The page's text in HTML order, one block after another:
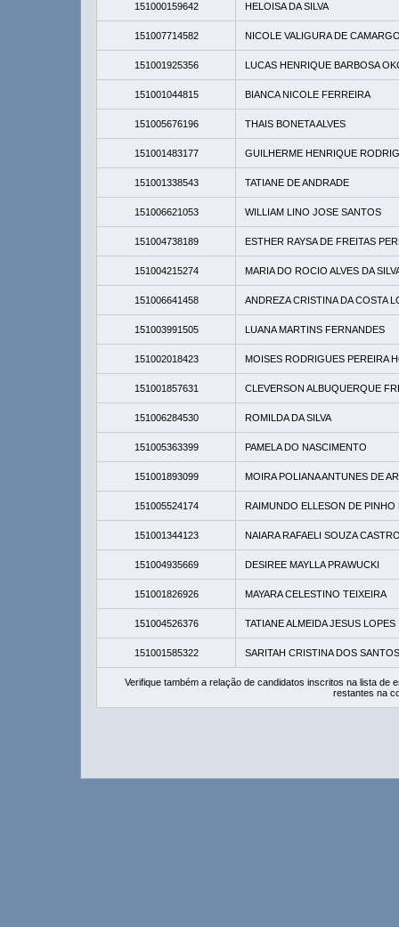
151000159642 HELOISA DA SILVA
151007714582 NICOLE VALIGURA DE
151001925356 LUCAS HENRIQUE BARBOSA
151001044815 BIANCA NICOLE FERREIRA
151005676196 THAIS BONETA ALVES
151001483177 GUILHERME HENRIQUE
151001338543 TATIANE DE ANDRADE
151006621053 WILLIAM LINO JOSE SANTOS
151004738189 ESTHER RAYSA DE FREITAS
151004215274 MARIA DO ROCIO ALVES DA
151006641458 ANDREZA CRISTINA DA COSTA
151003991505 LUANA MARTINS FERNANDES
151002018423 MOISES RODRIGUES PEREIRA
151001857631 CLEVERSON ALBUQUERQUE
151006284530 ROMILDA DA SILVA
151005363399 PAMELA DO NASCIMENTO
151001893099 MOIRA POLIANA ANTUNES DE
151005524174 RAIMUNDO ELLESON DE PINHO
151001344123 NAIARA RAFAELI SOUZA
151004935669 DESIREE MAYLLA PRAWUCKI
151001826926 MAYARA CELESTINO TEIXEIRA
151004526376 TATIANE ALMEIDA JESUS LOPES
151001585322 SARITAH CRISTINA DOS
Verifique também a relação de candidatos inscritos na lista
restantes na